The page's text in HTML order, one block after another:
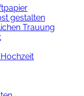
gestalten
Trauung